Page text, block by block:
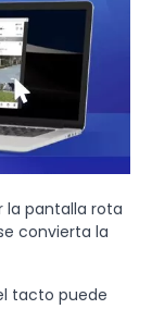
la pantalla rota
convierta la
tacto puede